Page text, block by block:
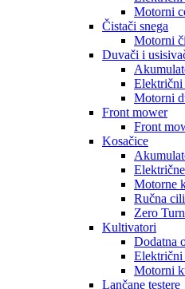
Motorni
Čistači snega
Motorni
Duvači i
Električni
Motorni
Front mower
Front
Kosačice
Motorne
Ručna
Zero
Kultivatori
Dodatna
Motorni
Lančane testere